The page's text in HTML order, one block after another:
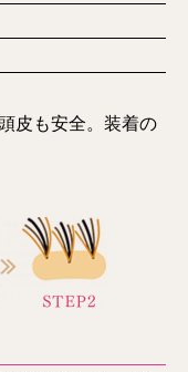
皮も安全。装着の